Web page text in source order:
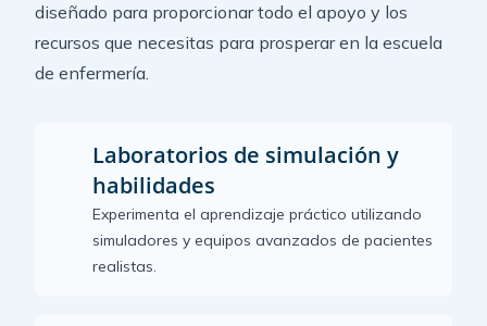
diseñado para proporcionar todo el apoyo y los
recursos que necesitas para prosperar en la escuela
de enfermería.
Laboratorios de simulación y
habilidades
Experimenta el aprendizaje práctico utilizando
simuladores y equipos avanzados de pacientes
realistas.